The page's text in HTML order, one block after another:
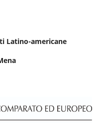
Latino-americane